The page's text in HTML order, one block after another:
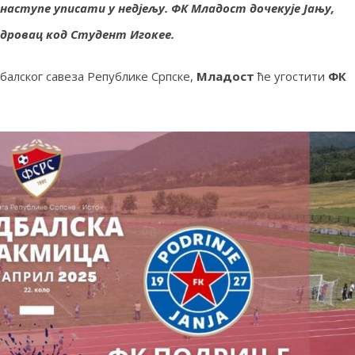
уписати у недјељу. ФК Младост дочекује Јању,
код Студент Игокее.
савеза Републике Српске, Младостће угостити ФК